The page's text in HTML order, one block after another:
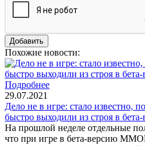
Похожие новости:
Подробнее
29.07.2021
Дело не в игре: стало известно,
быстро выходили из строя в
На прошлой неделе отдельные
что при игре в бета-версию